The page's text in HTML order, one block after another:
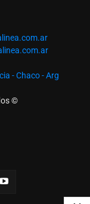
- Chaco - Arg
©